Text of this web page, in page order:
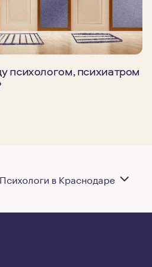
психологом, психиатром
Психологи в Краснодаре